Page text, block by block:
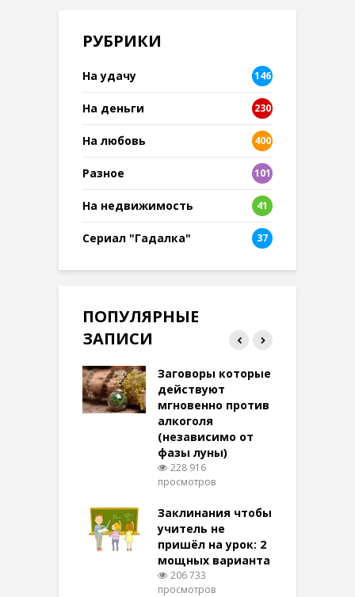
РУБРИКИ
На удачу 146
На деньги 230
На любовь 400
Разное
101
8
На недвижимость 41
Сериал "Гадалка" 37
ПОПУЛЯРНЫЕ
ЗАПИСИ
Заговоры которые
действуют
мгновенно против
алкоголя
(независимо от
фазы луны)
228 916
просмотров
Заклинания чтобы
учитель не
пришёл на урок: 2
мощных варианта
206 733
просмотров